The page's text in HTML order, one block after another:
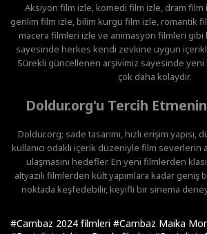
Aksiyon film izle, komedi film izle, dram
gerilim film izle, bilim kurgu film izle, romantik
macera filmleri izle ve animasyon filmleri gibi
sayesinde herkes kendi zevkine uygun
Sürekli güncellenen arşivimiz sayesinde yeni
çok daha kolaydır.
Doldur.org'u Tercih
Doldur.org; sade tasarımı, hızlı erişim
kullanıcı odaklı içerik düzeniyle film severlerin
ulaşmasını hedefler. En yeni filmlerden
altyazılı filmlerden kült yapımlara kadar geniş
noktada keşfedebilir, keyifli bir sinema
#Cambaz 2024 filmleri #Cambaz Maika